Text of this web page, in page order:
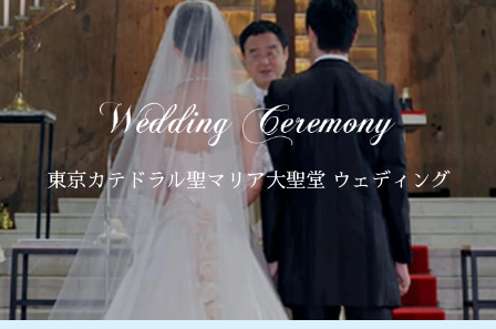
東京カテドラル聖マリア大聖堂 ウェディング